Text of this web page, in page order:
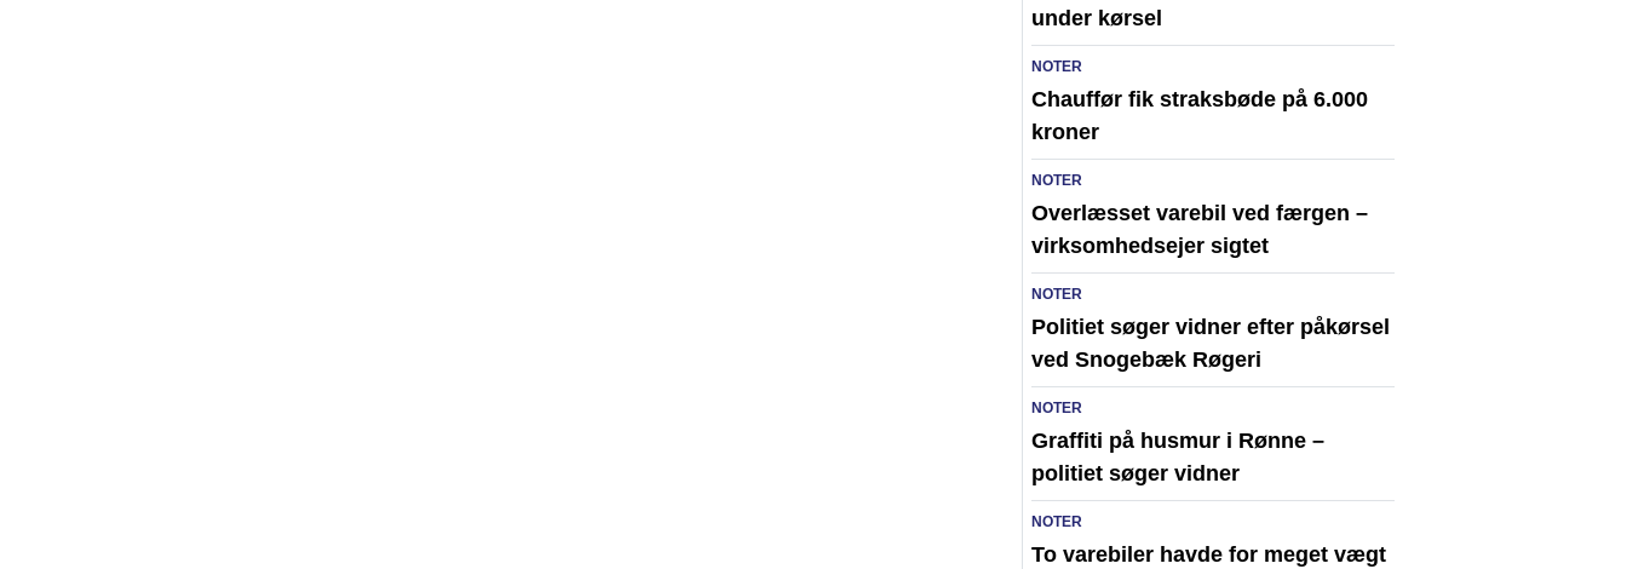
under kørsel
NOTER
Chauffør fik straksbøde på 6.000
kroner
NOTER
Overlæsset varebil ved færgen –
virksomhedsejer sigtet
NOTER
Politiet søger vidner efter påkørsel
ved Snogebæk Røgeri
NOTER
Graffiti på husmur i Rønne –
politiet søger vidner
NOTER
To varebiler havde for meget vægt